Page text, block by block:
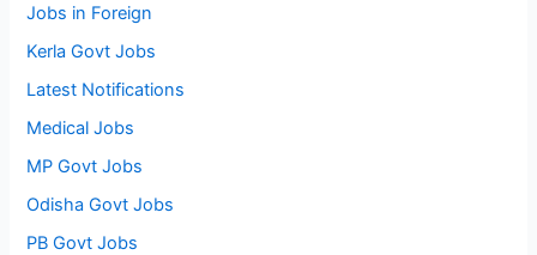
Jobs in Foreign
Kerla Govt Jobs
Latest Notifications
Medical Jobs
MP Govt Jobs
Odisha Govt Jobs
PB Govt Jobs